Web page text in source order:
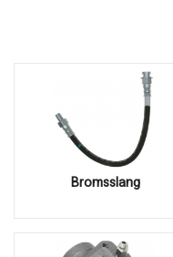
Bromsslang